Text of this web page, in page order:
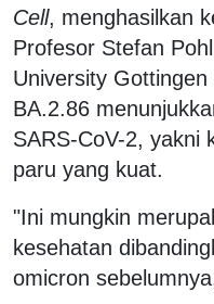
Cell, menghasilkan
Profesor Stefan
University
BA.2.86
SARS-CoV-2, yakni
paru yang kuat.
"Ini mungkin
kesehatan
omicron